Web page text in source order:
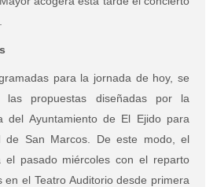
para la jornada de hoy, se
propuestas diseñadas por la
del Ayuntamiento de El Ejido para
de San Marcos. De este modo, el
el pasado miércoles con el reparto
en el Teatro Auditorio desde primera